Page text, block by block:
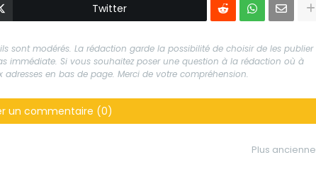
Twitter
sont modérés. La rédaction garde la possibilité de choisir de les publier
immédiate. Si vous souhaitez poser une question à la rédaction où à
en bas de page. Merci de votre compréhension.
un commentaire (0)
Plus ancienne